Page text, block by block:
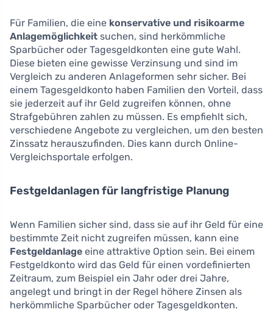
Für Familien, die eine konservative und risikoarme
Anlagemöglichkeit suchen, sind herkömmliche
Sparbücher oder Tagesgeldkonten eine gute Wahl.
Diese bieten eine gewisse Verzinsung und sind im
Vergleich zu anderen Anlageformen sehr sicher. Bei
einem Tagesgeldkonto haben Familien den Vorteil, dass
sie jederzeit auf ihr Geld zugreifen können, ohne
Strafgebühren zahlen zu müssen. Es empfiehlt sich,
verschiedene Angebote zu vergleichen, um den besten
Zinssatz herauszufinden. Dies kann durch Online-
Vergleichsportale erfolgen.
Festgeldanlagen für langfristige Planung
Wenn Familien sicher sind, dass sie auf ihr Geld für eine
bestimmte Zeit nicht zugreifen müssen, kann eine
Festgeldanlage eine attraktive Option sein. Bei einem
Festgeldkonto wird das Geld für einen vordefinierten
Zeitraum, zum Beispiel ein Jahr oder drei Jahre,
angelegt und bringt in der Regel höhere Zinsen als
herkömmliche Sparbücher oder Tagesgeldkonten.